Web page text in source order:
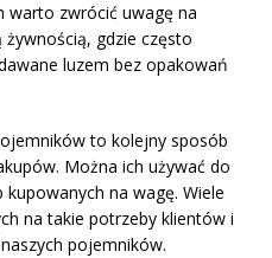
warto zwrócić uwagę na
gdzie często
luzem bez opakowań
to kolejny sposób
Można ich używać do
na wagę. Wiele
na takie potrzeby klientów i
pojemników.